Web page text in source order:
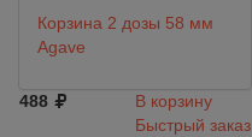
Корзина 2 дозы 58 мм
Agave
488
В корзину
Быстрый заказ